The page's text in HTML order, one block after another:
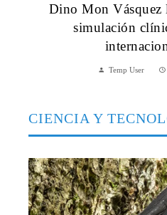
Dino Mon Vásquez
simulación
Temp User
CIENCIA Y